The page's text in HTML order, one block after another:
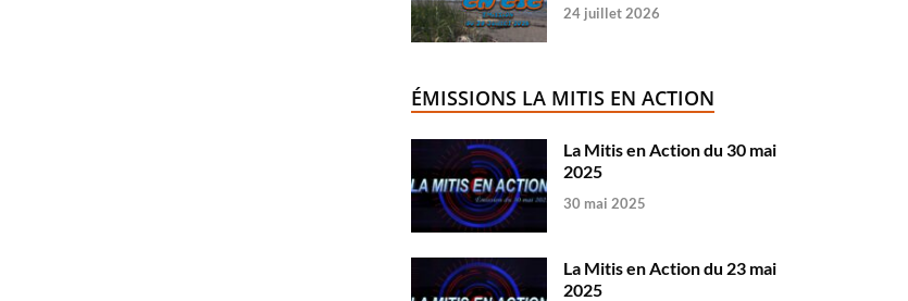
24 juillet 2026
ÉMISSIONS LA MITIS EN ACTION
La Mitis en Action du 30 mai
2025
30 mai 2025
La Mitis en Action du 23 mai
2025